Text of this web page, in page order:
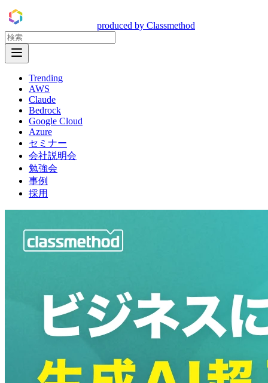
produced by Classmethod
Trending
AWS
Claude
Bedrock
Google Cloud
Azure
セミナー
会社説明会
勉強会
事例
採用